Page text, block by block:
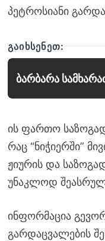
პეტროსიანი
ᲒᲐᲘᲮᲡᲔᲜᲔᲗ:
ბარბარა
ის ფართო
რაც “ნიჭიერში”
ჟიურის და
უნაკლოდ
ინფორმაცია
გარდაცვალების